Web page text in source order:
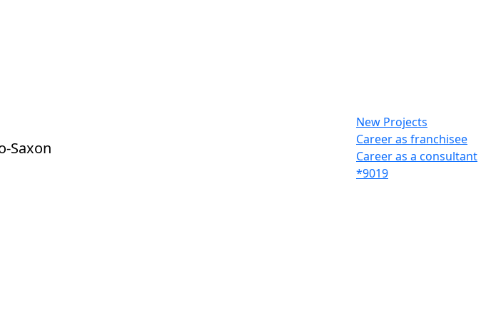
New Projects
Career as franchisee
Career as a consultant
*9019